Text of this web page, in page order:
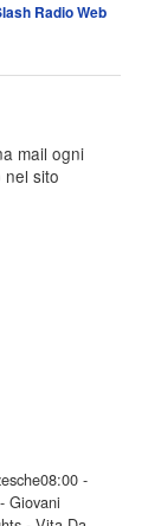
Radio Web
mail ogni
sito
-
Giovani